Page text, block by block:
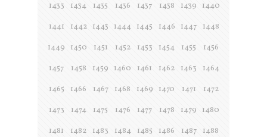
1433
1434 1435 1436 1437 1438 1439
1440
1441
1442 1443 1444 1445 1446 1447
1448
1449
1450 1451 1452 1453 1454 1455
1456
1457
1458 1459 1460 1461 1462 1463
1464
1465
1466 1467 1468 1469 1470 1471
1472
1473
1474 1475 1476 1477 1478 1479
1480
1481
1482 1483 1484 1485 1486 1487
1488